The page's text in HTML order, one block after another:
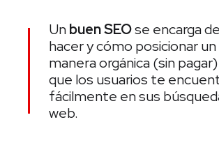
Unbuen SEOse encarga
hacer y cómo posicionar
manera orgánica (sin
que los usuarios te
fácilmente en sus
web.